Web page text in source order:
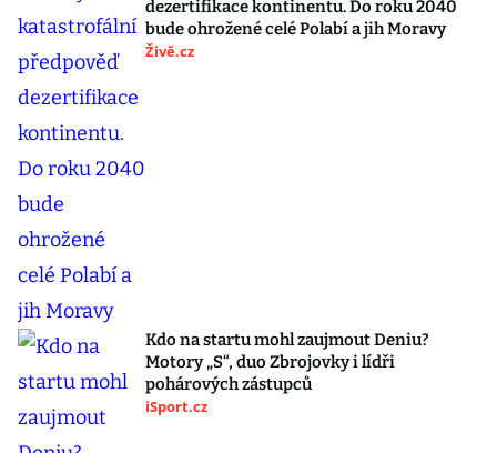
dezertifikace kontinentu. Do roku 2040
bude ohrožené celé Polabí a jih Moravy
Živě.cz
Kdo na startu mohl zaujmout Deniu?
Motory „S“, duo Zbrojovky i lídři
pohárových zástupců
iSport.cz